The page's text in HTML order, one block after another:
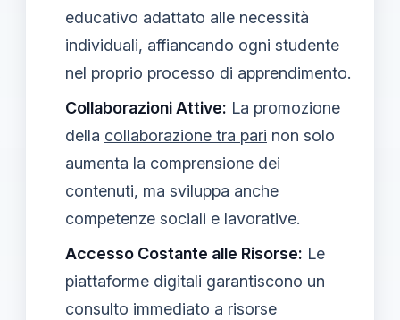
educativo adattato alle necessità
individuali, affiancando ogni studente
nel proprio processo di apprendimento.
Collaborazioni Attive: La promozione
della collaborazione tra pari non solo
aumenta la comprensione dei
contenuti, ma sviluppa anche
competenze sociali e lavorative.
Accesso Costante alle Risorse: Le
piattaforme digitali garantiscono un
consulto immediato a risorse